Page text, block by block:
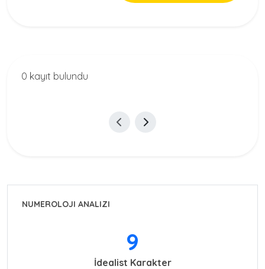
0 kayıt bulundu
NUMEROLOJI ANALIZI
9
İdealist Karakter